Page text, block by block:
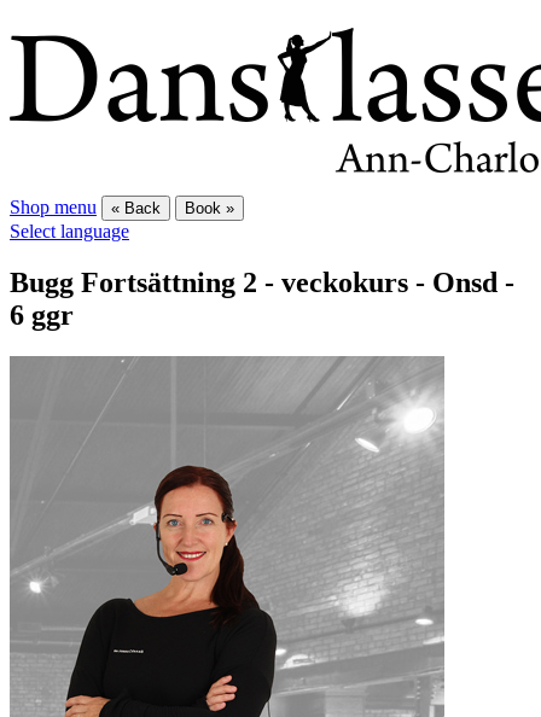
Shop menu « Back Book »
Select language
Bugg Fortsättning 2 - veckokurs - Onsd -
6 ggr